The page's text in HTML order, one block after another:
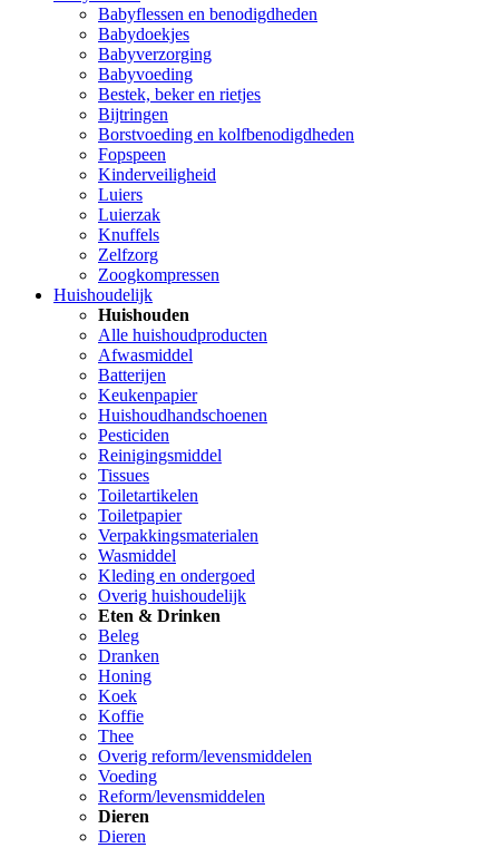
Babyflessen en benodigdheden
Babydoekjes
Babyverzorging
Babyvoeding
Bestek, beker en rietjes
Bijtringen
Borstvoeding en kolfbenodigdheden
Fopspeen
Kinderveiligheid
Luiers
Luierzak
Knuffels
Zelfzorg
Zoogkompressen
Huishoudelijk
Huishouden
Alle huishoudproducten
Afwasmiddel
Batterijen
Keukenpapier
Huishoudhandschoenen
Pesticiden
Reinigingsmiddel
Tissues
Toiletartikelen
Toiletpapier
Verpakkingsmaterialen
Wasmiddel
Kleding en ondergoed
Overig huishoudelijk
Eten & Drinken
Beleg
Dranken
Honing
Koek
Koffie
Thee
Overig reform/levensmiddelen
Voeding
Reform/levensmiddelen
Dieren
Dieren